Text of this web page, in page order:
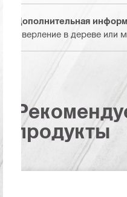
Дополнительная
Сверление в дереве или
продукты